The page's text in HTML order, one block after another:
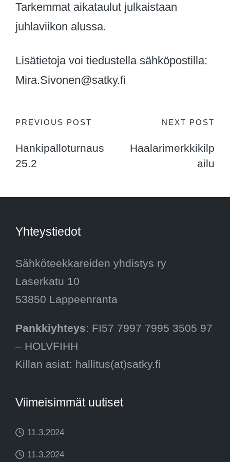
Tarkemmat aikataulut julkaistaan
juhlaviikon alussa.
Lisätietoja voi tiedustella sähköpostilla:
Mira.Sivonen@satky.fi
Post
navigation
PREVIOUS POST
Hankipalloturnaus
25.2
NEXT POST
Haalarimerkkikilp
ailu
Yhteystiedot
Sähköteekkareiden yhdistys ry
Laserkatu 10
53850 Lappeenranta
Pankkiyhteys: FI57 7997 7995 3505 97
– HOLVFIHH
Killan asiat: hallitus(at)satky.fi
Viimeisimmät uutiset
11.3.2024
11.3.2024